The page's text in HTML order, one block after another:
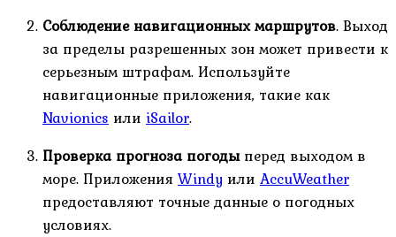
Соблюдение навигационных маршрутов. Выход
за пределы разрешенных зон может привести к
серьезным штрафам. Используйте
навигационные приложения, такие как
Navionics или iSailor.
Проверка прогноза погодыперед выходом в
море. ПриложенияWindy или AccuWeather
предоставляют точные данные о погодных
условиях.